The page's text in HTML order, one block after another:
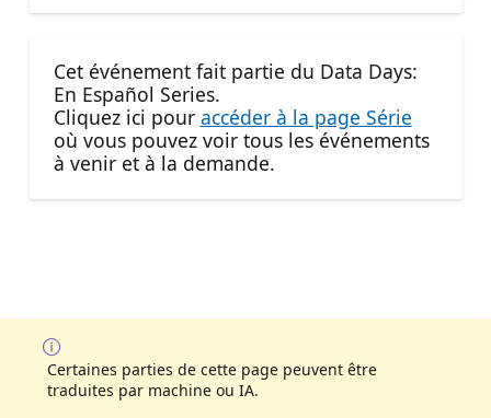
Cet événement fait partie du Data Days:
En Español Series.
Cliquez ici pour accéder à la page Série
où vous pouvez voir tous les événements
à venir et à la demande.
Certaines parties de cette page peuvent être
traduites par machine ou IA.